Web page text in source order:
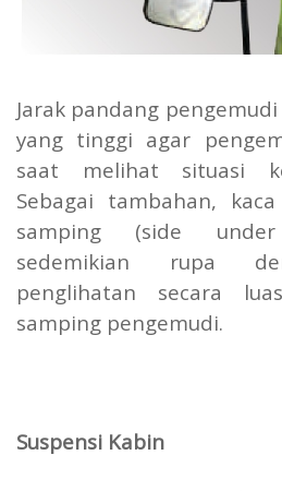
Jarak pandang
yang tinggi agar
saat melihat situasi
Sebagai tambahan,
samping (side
sedemikian rupa
penglihatan secara
samping pengemudi.
Suspensi Kabin